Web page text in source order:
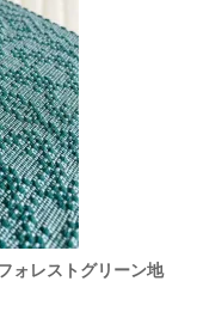
レストグリーン地